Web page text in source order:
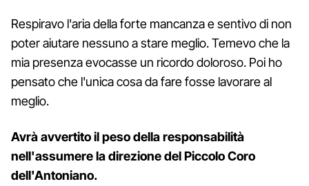
Respiravo l'aria della forte mancanza e sentivo di non
poter aiutare nessuno a stare meglio. Temevo che la
mia presenza evocasse un ricordo doloroso. Poi ho
pensato che l'unica cosa da fare fosse lavorare al
meglio.
Avrà avvertito il peso della responsabilità
nell'assumere la direzione del Piccolo Coro
dell'Antoniano.